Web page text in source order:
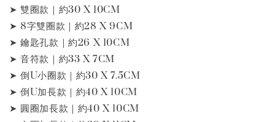
➤ 雙圈款｜約30 X 10CM
➤ 8字雙圈款｜約28 X 9CM
➤ 鑰匙孔款｜約26 X 10CM
➤ 音符款｜約33 X 7CM
➤ 倒U小圈款｜約30 X 7.5CM
➤ 倒U加長款｜約40 X 10CM
➤ 圓圈加長款｜約40 X 10CM